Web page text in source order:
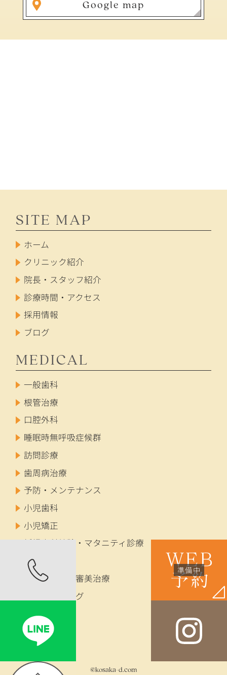
Google map
SITE MAP
ホーム
クリニック紹介
院長・スタッフ紹介
診療時間・アクセス
採用情報
ブログ
MEDICAL
一般歯科
根管治療
口腔外科
睡眠時無呼吸症候群
訪問診療
歯周病治療
予防・メンテナンス
小児歯科
小児矯正
妊婦歯科健診・マタニティ診療
成人矯正
セラミック・審美治療
ホワイトニング
インプラント
入れ歯
©kosaka-d.com